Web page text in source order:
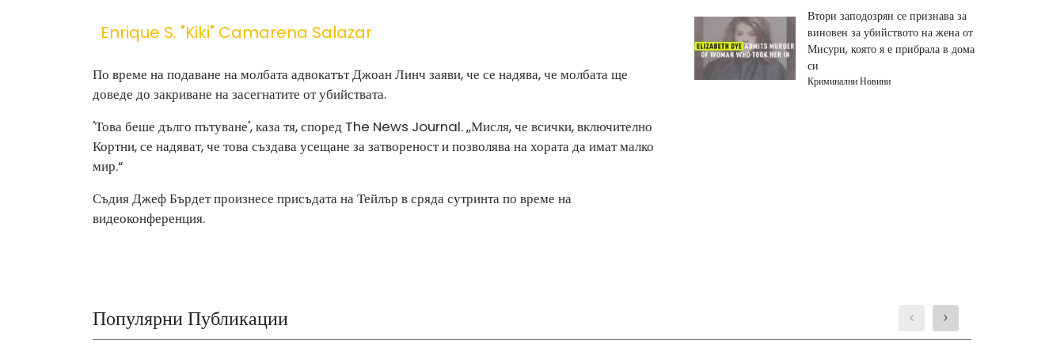
Enrique S. "kiki" Camarena Salazar
По време на подаване на молбата адвокатът Джоан Линч заяви, че се надява, че молбата ще
доведе до закриване на засегнатите от убийствата.
'Това беше дълго пътуване', каза тя, според The ​​News Journal. „Мисля, че всички, включително
Кортни, се надяват, че това създава усещане за затвореност и позволява на хората да имат малко
мир.“
Съдия Джеф Бърдет произнесе присъдата на Тейлър в сряда сутринта по време на
видеоконференция.
Втори заподозрян се признава за
виновен за убийството на жена от
Мисури, която я е прибрала в дома
си
Криминални Новини
Популярни Публикации